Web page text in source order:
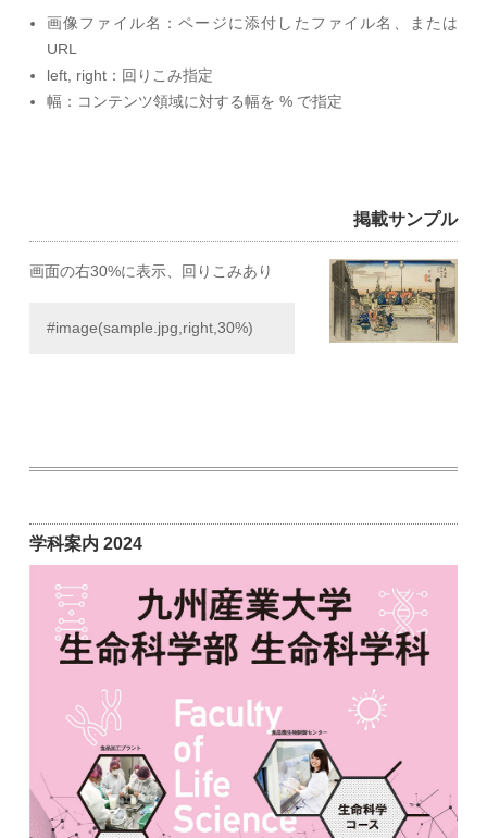
画像ファイル名：ページに添付したファイル名、または
URL
left, right：回りこみ指定
幅：コンテンツ領域に対する幅を % で指定
掲載サンプル
画面の右30%に表示、回りこみあり
#image(sample.jpg,right,30%)
学科案内 2024